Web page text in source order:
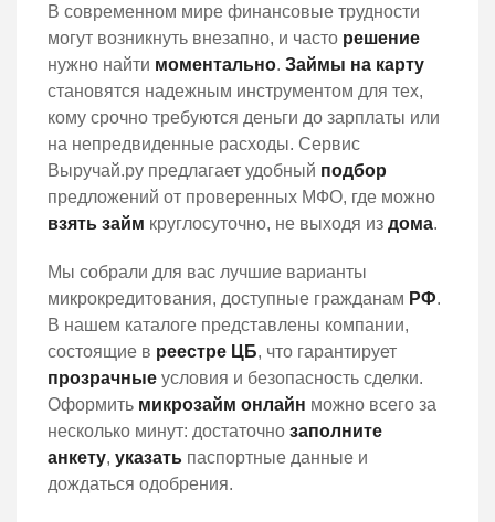
В современном мире финансовые трудности
могут возникнуть внезапно, и часто решение
нужно найти моментально. Займы на карту
становятся надежным инструментом для тех,
кому срочно требуются деньги до зарплаты или
на непредвиденные расходы. Сервис
Выручай.ру предлагает удобный подбор
предложений от проверенных МФО, где можно
взять займ круглосуточно, не выходя из дома.
Мы собрали для вас лучшие варианты
микрокредитования, доступные гражданам РФ.
В нашем каталоге представлены компании,
состоящие в реестре ЦБ, что гарантирует
прозрачные условия и безопасность сделки.
Оформить микрозайм онлайн можно всего за
несколько минут: достаточно заполните
анкету, указать паспортные данные и
дождаться одобрения.